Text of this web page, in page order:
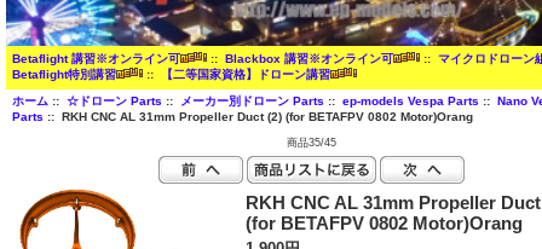
Betaflight 講習※オンライン可 :: Blackbox 講習※オンライン可 :: マイクロドローン
Betaflight特別講習
:: 【二等国家資格】ドローン講習
ホーム:: ☆ドローン Parts :: メーカー別ドローン Parts :: ep-models Vespa Parts :: Nano
Parts :: RKH CNC AL 31mm Propeller Duct (2) (for BETAFPV 0802 Motor)Orang
商品35/45
RKH CNC AL 31mm Propeller
(for BETAFPV 0802 Motor)Orang